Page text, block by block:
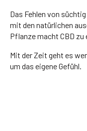
Das Fehlen von
mit den natürlichen
Pflanze macht CBD
Mit der Zeit geht es
um das eigene Gefühl.